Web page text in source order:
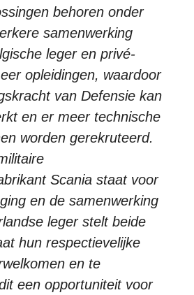
behoren onder
samenwerking
leger en privé-
opleidingen, waardoor
van Defensie kan
en er meer technische
worden gerekruteerd.
Scania staat voor
en de samenwerking
leger stelt beide
hun respectievelijke
en te
een opportuniteit voor